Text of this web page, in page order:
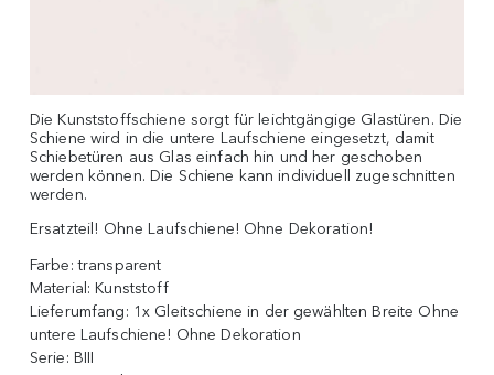
Die Kunststoffschiene sorgt für leichtgängige Glastüren. Die
Schiene wird in die untere Laufschiene eingesetzt, damit
Schiebetüren aus Glas einfach hin und her geschoben
werden können. Die Schiene kann individuell zugeschnitten
werden.
Ersatzteil! Ohne Laufschiene! Ohne Dekoration!
Farbe:transparent
Material: Kunststoff
Lieferumfang: 1x Gleitschiene in der gewählten Breite Ohne
untere Laufschiene! Ohne Dekoration
Serie: BIII